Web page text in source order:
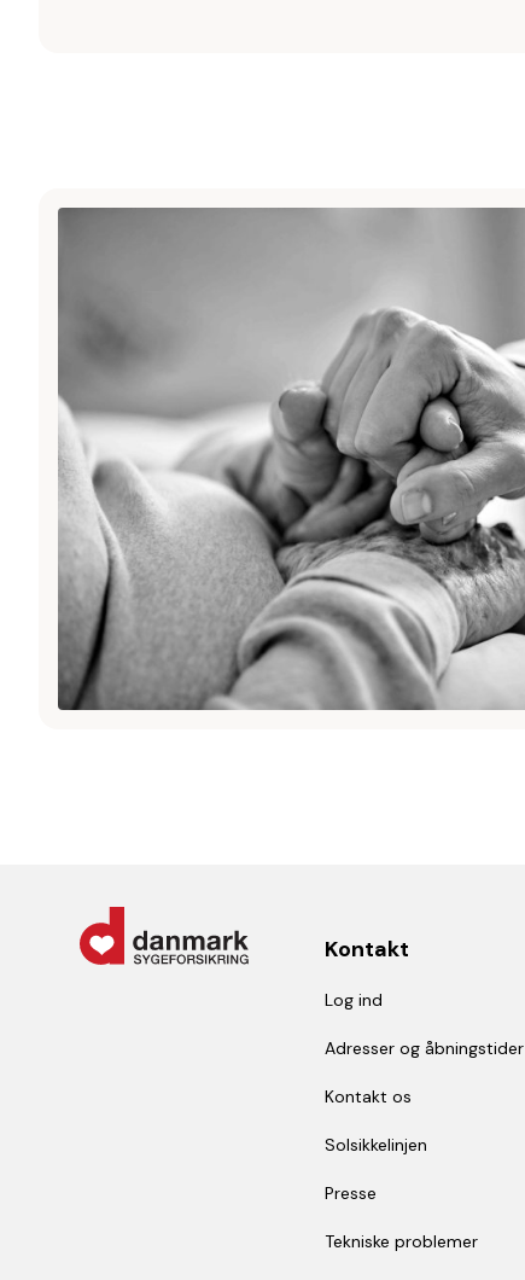
Kontakt
Log ind
Adresser og åbningstider
Kontakt os
Solsikkelinjen
Presse
Tekniske problemer